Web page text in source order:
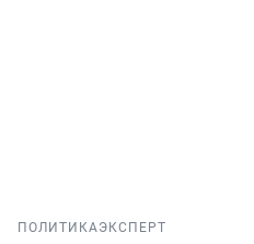
ПОЛИТИКАЭКСПЕРТ